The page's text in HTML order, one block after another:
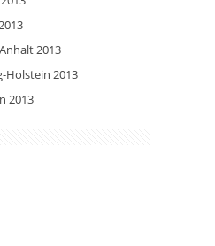
2013
Holstein 2013
2013